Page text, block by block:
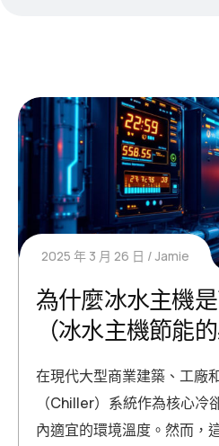
2025 年 3 月 26 日 Jamie
為什麼冰水主機
（冰水主機節能
在現代大型商業建築、工廠
（Chiller）系統作為核心冷
內適宜的環境溫度。然而，